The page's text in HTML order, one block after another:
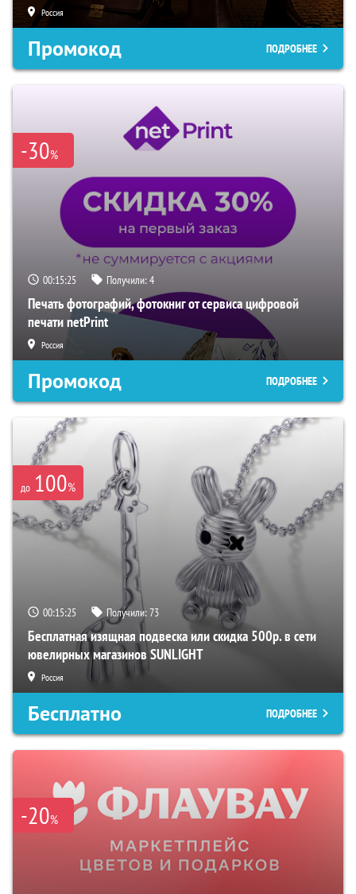
Россия
Промокод ПОДРОБНЕЕ
-30%
00:15:24 Получили:4
Печать фотографий, фотокниг от сервиса цифровой
печати netPrint
Россия
Промокод ПОДРОБНЕЕ
до 100%
00:15:24 Получили:73
Бесплатная изящная подвеска или скидка 500р. в сети
ювелирных магазинов SUNLIGHT
Россия
Бесплатно ПОДРОБНЕЕ
-20%